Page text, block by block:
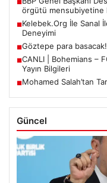
■
örgütü mensubiyetine
■Kelebek.Org İle Sanal
Deneyimi
■Göztepe para
■CANLI | Bohemians –
Yayın Bilgileri
■Mohamed Salah’tan
Güncel